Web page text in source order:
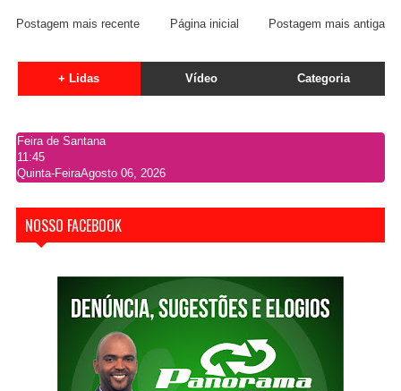
Postagem mais recente Postagem mais antiga
Página inicial
+ Lidas Vídeo Categoria
Feira de Santana
11:45
Quinta-FeiraAgosto 06, 2026
NOSSO FACEBOOK